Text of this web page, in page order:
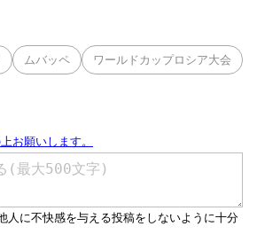
ムバッペ ワールドカップロシア大会